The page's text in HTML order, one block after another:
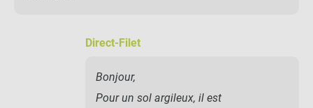
Direct-Filet
Bonjour,
Pour un sol argileux, il est